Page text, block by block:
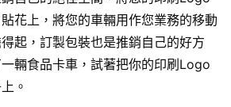
花上，將您的車輛用作您業務的移動
起， 訂製包裝也是推銷自己的好方
輛食品卡車，試著把你的印刷Logo
。